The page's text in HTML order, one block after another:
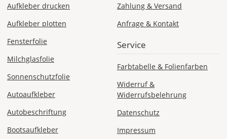
Priority
Deutschland
18.08.
ab 7,98
Produktionsaufschlag
ab 5,99 EUR*
EUR
Aufkleber drucken
Aufkleber plotten
Fensterfolie
Milchglasfolie
Sonnenschutzfolie
Autoaufkleber
Autobeschriftung
Bootsaufkleber
Zahlung & Versand
Anfrage & Kontakt
Service
Farbtabelle & Folienfarben
Widerruf &
Widerrufsbelehrung
Datenschutz
Impressum